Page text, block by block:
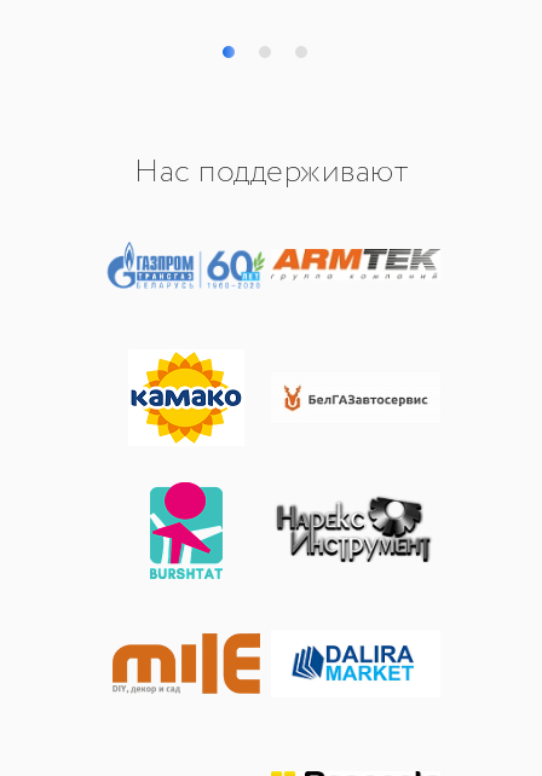
Нас поддерживают